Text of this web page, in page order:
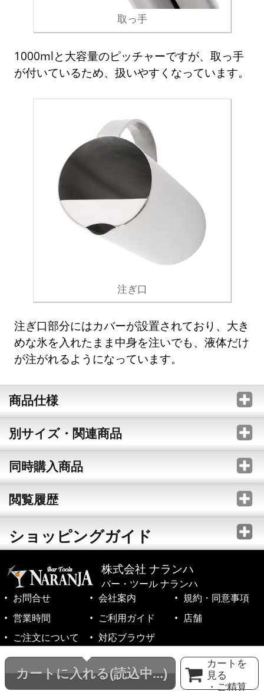
カートに入れる(読込中...)
カートを
見る
・ご精算
取っ手
1000mlと大容量のピッチャーですが、取っ手
が付いているため、扱いやすくなっています。
注ぎ口
注ぎ口部分にはカバーが設置されており、大き
めな氷を入れたまま中身を注いでも、液体だけ
が注がれるようになっています。
商品仕様
別サイズ・関連商品
同時購入商品
閲覧履歴
ショッピングガイド
株式会社 ナランハ
バー・ツール ナランハ
お問合せ
会社案内
規約・同意事項
営業時間
ご利用ガイド
店舗
ご注文について
対応ブラウザ
©1999-2026 NARANJA Inc. All Rights Reserved.